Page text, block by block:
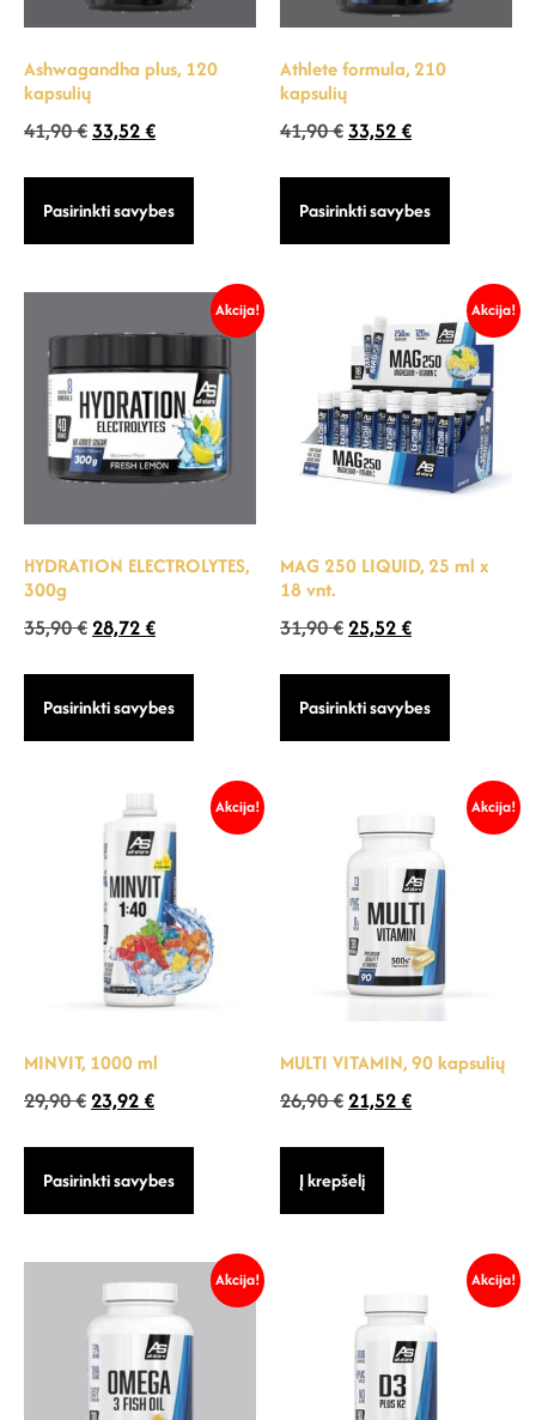
Ashwagandha plus, 120
kapsulių
41,90€33,52€
Pasirinkti savybes
Athlete formula, 210
kapsulių
41,90€33,52€
Pasirinkti savybes
Akcija!
HYDRATION ELECTROLYTES,
300g
35,90€ 28,72€
Pasirinkti savybes
Akcija!
MAG 250 LIQUID, 25 ml x
18 vnt.
31,90€ 25,52€
Pasirinkti savybes
Akcija!
MINVIT, 1000 ml
29,90€ 23,92€
Pasirinkti savybes
Akcija!
MULTI VITAMIN, 90 kapsulių
26,90€ 21,52€
Į krepšelį
Akcija! Akcija!